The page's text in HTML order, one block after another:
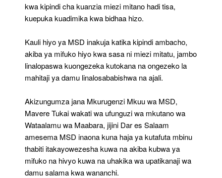
kwa kipindi cha kuanzia miezi mitano hadi tisa,
kuepuka kuadimika kwa bidhaa hizo.
Kauli hiyo ya MSD inakuja katika kipindi ambacho,
akiba ya mifuko hiyo kwa sasa ni miezi mitatu, jambo
linalopaswa kuongezeka kutokana na ongezeko la
mahitaji ya damu linalosababishwa na ajali.
Akizungumza jana Mkurugenzi Mkuu wa MSD,
Mavere Tukai wakati wa ufunguzi wa mkutano wa
Wataalamu wa Maabara, jijini Dar es Salaam
amesema MSD inaona kuna haja ya kutafuta mbinu
thabiti itakayowezesha kuwa na akiba kubwa ya
mifuko na hivyo kuwa na uhakika wa upatikanaji wa
damu salama kwa wananchi.